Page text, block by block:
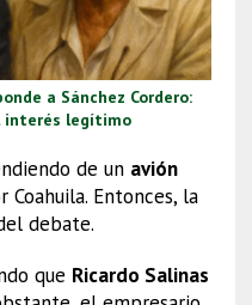
a Sánchez Cordero:
interés legítimo
de un avión
Entonces, la
debate.
que Ricardo Salinas